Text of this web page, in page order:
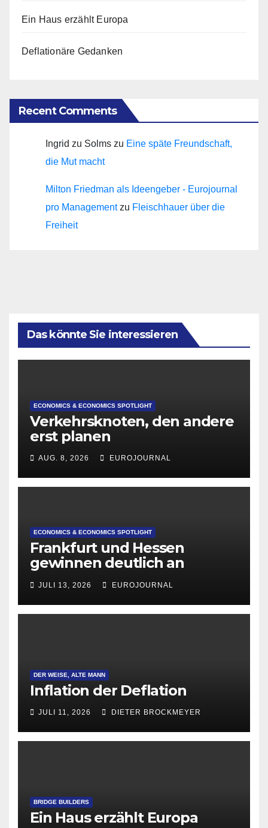
Ein Haus erzählt Europa
Deflationäre Gedanken
Recent Comments
Ingrid zu Solms zu Eine späte Freundschaft,
die Mut macht
Milton Friedman als Ideengeber - Eurojournal
pro Managementzu Fleischhauer über die
Freiheit
Das könnte Sie interessieren
ECONOMICS & ECONOMICS SPOTLIGHT
Verkehrsknoten, den andere
erst planen
AUG. 8, 2026 EUROJOURNAL
ECONOMICS & ECONOMICS SPOTLIGHT
Frankfurt und Hessen
gewinnen deutlich an
Attraktivität für Startup-
Gründungen
JULI 13, 2026 EUROJOURNAL
DER WEISE, ALTE MANN
Inflation der Deflation
JULI 11, 2026 DIETER BROCKMEYER
BRIDGE BUILDERS
Ein Haus erzählt Europa